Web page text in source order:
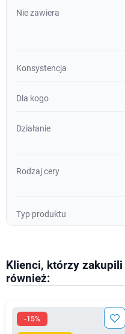
Nie zawiera
Konsystencja
Dla kogo
Działanie
Rodzaj cery
Typ produktu
Klienci, którzy
również:
-15%